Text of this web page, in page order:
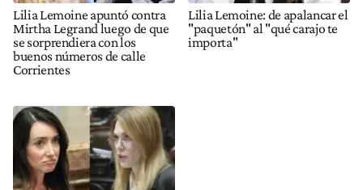
Lilia Lemoine apuntó contra
Mirtha Legrand luego de que
se sorprendiera con los
buenos números de calle
Corrientes
Lilia Lemoine: de apalancar el
"paquetón" al "qué carajo te
importa"